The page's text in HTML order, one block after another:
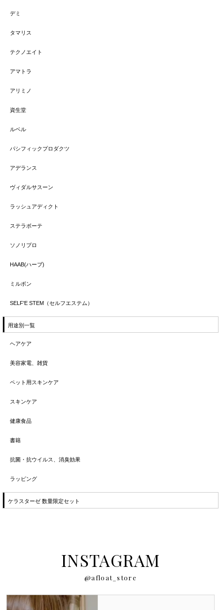
デミ
タマリス
テクノエイト
アマトラ
アリミノ
資生堂
ルベル
パシフィックプロダクツ
アデランス
ヴィダルサスーン
ラッシュアディクト
ステラボーテ
ソノリプロ
HAAB(ハーブ)
ミルボン
SELF'E STEM（セルフエステム）
用途別一覧
ヘアケア
美容家電、雑貨
ペット用スキンケア
スキンケア
健康食品
書籍
抗菌・抗ウイルス、消臭効果
ラッピング
ケラスターゼ 数量限定セット
INSTAGRAM
@afloat_store